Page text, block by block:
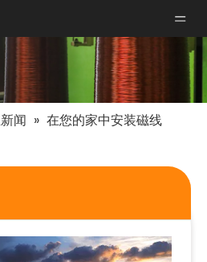
闻 » 在您的家中安装磁线